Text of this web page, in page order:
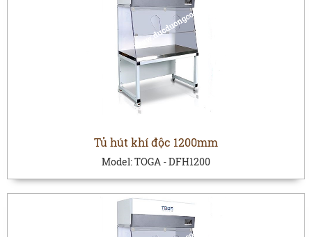
Tủ hút khí độc 1200mm
Model:TOGA - DFH1200